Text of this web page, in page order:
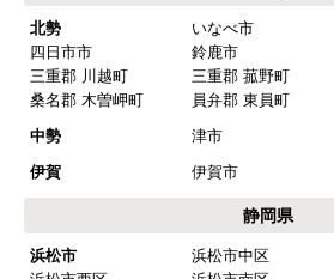
予定の期日までに商品が届きましたか
はい
商品の梱包は必要十分なものでしたか
北勢 いなべ市
四日市市
鈴鹿市
三重郡 川越町
三重郡 菰野町
桑名郡 木曽岬町
員弁郡 東員町
中勢
津市
伊賀
伊賀市
静岡県
浜松市 浜松市中区